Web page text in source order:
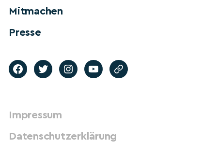
Mitmachen
Presse
Impressum
Datenschutzerklärung